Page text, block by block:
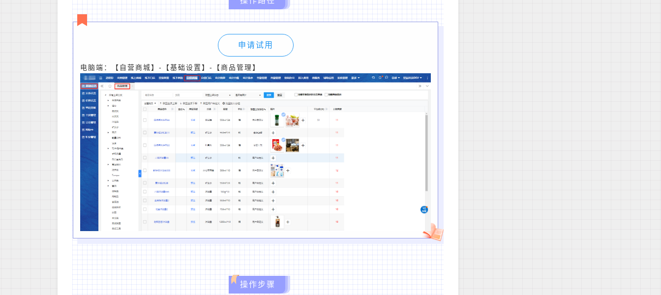
申请试用
电脑端：【自营商城】-【基础设置】-【商品管理】
操作步骤